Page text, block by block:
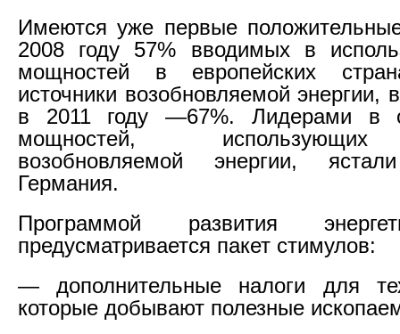
Имеются уже первые
2008 году 57% вводимых в
мощностей в европейских
источники возобновляемой
в 2011 году —67%. Лидерами в
мощностей,
возобновляемой энергии,
Германия.
Программой развития
предусматривается пакет стимулов:
— дополнительные налоги для
которые добывают полезные